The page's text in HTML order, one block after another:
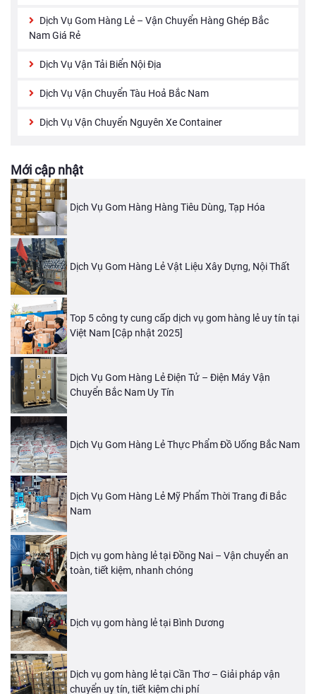
Dịch Vụ Gom Hàng Lẻ – Vận Chuyển Hàng Ghép Bắc
Nam Giá Rẻ
Dịch Vụ Vận Tải Biển Nội Địa
Dịch Vụ Vận Chuyển Tàu Hoả Bắc Nam
Dịch Vụ Vận Chuyển Nguyên Xe Container
Mới cập nhật
Dịch Vụ Gom Hàng Hàng Tiêu Dùng, Tạp Hóa
Dịch Vụ Gom Hàng Lẻ Vật Liệu Xây Dựng, Nội Thất
Top 5 công ty cung cấp dịch vụ gom hàng lẻ uy tín tại
Việt Nam [Cập nhật 2025]
Dịch Vụ Gom Hàng Lẻ Điện Tử – Điện Máy Vận
Chuyển Bắc Nam Uy Tín
Dịch Vụ Gom Hàng Lẻ Thực Phẩm Đồ Uống Bắc Nam
Dịch Vụ Gom Hàng Lẻ Mỹ Phẩm Thời Trang đi Bắc
Nam
Dịch vụ gom hàng lẻ tại Đồng Nai – Vận chuyển an
toàn, tiết kiệm, nhanh chóng
Dịch vụ gom hàng lẻ tại Bình Dương
Dịch vụ gom hàng lẻ tại Cần Thơ – Giải pháp vận
chuyển uy tín, tiết kiệm chi phí